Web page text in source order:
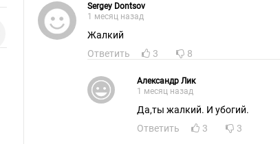
Sergey Dontsov
1 месяц назад
Жалкий
Ответить
3 8
Александр Лик
1 месяц назад
Да,ты жалкий. И убогий.
Ответить
3 3